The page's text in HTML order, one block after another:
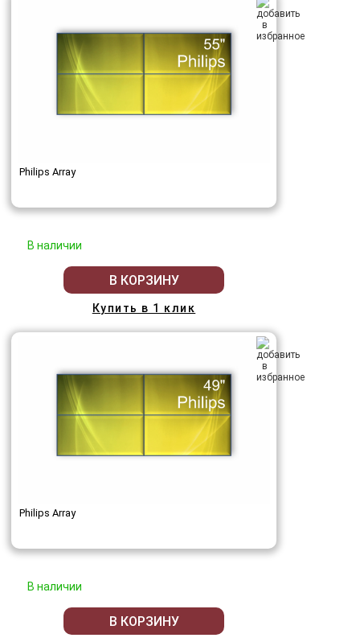
Philips Array
В наличии
В КОРЗИНУ
Купить в 1 клик
Philips Array
В наличии
В КОРЗИНУ